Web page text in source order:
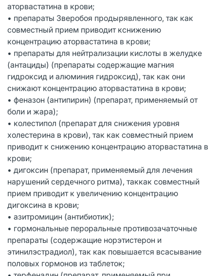
аторвастатина в крови;
• препараты Зверобоя продырявленного, так как
совместный прием приводит кснижению
концентрацию аторвастатина в крови;
• препараты для нейтрализации кислоты в желудке
(антациды) (препараты содержащие магния
гидроксид и алюминия гидроксид), так как они
снижают концентрацию аторвастатина в крови;
• феназон (антипирин) (препарат, применяемый от
боли и жара);
• колестипол (препарат для снижения уровня
холестерина в крови), так как совместный прием
приводит к снижению концентрацию аторвастатина в
крови;
• дигоксин (препарат, применяемый для лечения
нарушений сердечного ритма), таккак совместный
прием приводит к увеличению концентрацию
дигоксина в крови;
• азитромицин (антибиотик);
• гормональные пероральные противозачаточные
препараты (содержащие норэтистерон и
этинилэстрадиол), так как повышается всасывание
половых гормонов из таблеток;